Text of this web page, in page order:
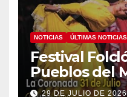
NOTICIAS ÚLTIMAS NOTICIAS
Festival
Pueblos del
29 DE JULIO DE 2026